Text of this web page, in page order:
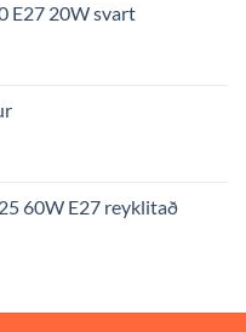
kr..
E27 20W svart
kr..
kr..
60W E27 reyklitað
kr..